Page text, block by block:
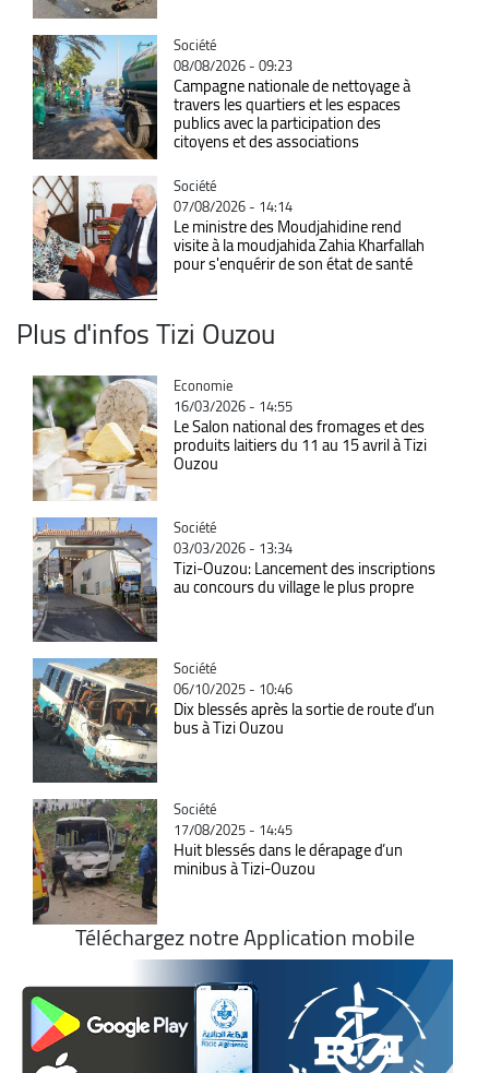
Catégorie
Société
08/08/2026 - 09:23
Campagne nationale de nettoyage à
travers les quartiers et les espaces
publics avec la participation des
citoyens et des associations
Catégorie
Société
07/08/2026 - 14:14
Le ministre des Moudjahidine rend
visite à la moudjahida Zahia Kharfallah
pour s'enquérir de son état de santé
Plus d'infos Tizi Ouzou
Catégorie
Economie
16/03/2026 - 14:55
Le Salon national des fromages et des
produits laitiers du 11 au 15 avril à Tizi
Ouzou
Catégorie
Société
03/03/2026 - 13:34
Tizi-Ouzou: Lancement des inscriptions
au concours du village le plus propre
Catégorie
Société
06/10/2025 - 10:46
Dix blessés après la sortie de route d’un
bus à Tizi Ouzou
Catégorie
Société
17/08/2025 - 14:45
Huit blessés dans le dérapage d’un
minibus à Tizi-Ouzou
Téléchargez notre Application mobile